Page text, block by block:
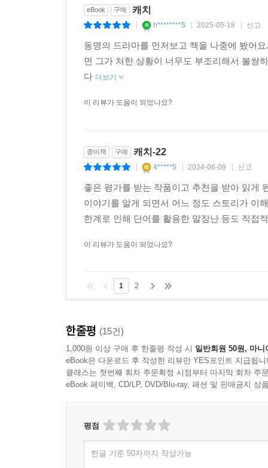
수 없는 이율배반적 덫이 되어 요사리안과 동료
우스꽝스럽게 어그러진다. 인디언 화이트 하
피아노사섬에 와서야 평화를 찾는다.
소설에 등장하는 이들은 하나같이 덫에 걸린 모
계약을 맺어 아군 부대를 폭격하고, 그를 질타하
취사장의 스나크 상등병은 인간의 무지를 혐오
이처럼 희극적인 장면들이 웃음을 유발하면서
등 갖은 소동을 벌이며 부조리한 상황에 저항
무력화하며, 단순히 희극적으로 보였던 상황
속에서 요사리안의 동료들은 하나둘 비참한 죽
한가운데 놓이게 된다. 이제 그는 체제에 굴복함
■ 분열과 반복을 통해 주제를 부각하는 포스트모
공포와 광기뿐 아니라, 만연한 매카시즘적 마녀사
횟수를 자꾸만 올려 부하들의 고통과 죽음을 초
매도하며 증오한다.
‘교활한(insidious)’이나 마찬가지였으며, ‘사회주
마찬가지였다.(403쪽)
eBook 구매 캐치
h********5 2025-05-18 신고
동명의 드라마를 먼저보고 책을 나중에 봤어
면 그가 처한 상황이 너무도 부조리해서 불쌍
다 더보기
이 리뷰가 도움이 되었나요?
종이책 구매 캐치-22
4*****5 2024-06-09 신고
좋은 평가를 받는 작품이고 추천을 받아 읽게
이야기를 알게 되면서 어느 정도 스토리가 이
한계로 인해 단어를 활용한 말장난 등도 직접
이 리뷰가 도움이 되었나요?
1 2
한줄평 (15건)
1,000원 이상 구매 후 한줄평 작성 시 일반회원 50원, 마니
eBook은 다운로드 후 작성한 리뷰만 YES포인트 지급됩니
클래스는 첫번째 회차 주문확정 시점부터 마지막 회차 주
eBook 페이백, CD/LP, DVD/Blu-ray, 패션 및 판매금지 상
평점
한글 기준 50자까지 작성가능